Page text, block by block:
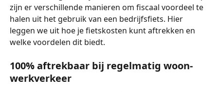
zijn er verschillende manieren om fiscaal voordeel te
halen uit het gebruik van een bedrijfsfiets. Hier
leggen we uit hoe je fietskosten kunt aftrekken en
welke voordelen dit biedt.
100% aftrekbaar bij regelmatig woon-
werkverkeer